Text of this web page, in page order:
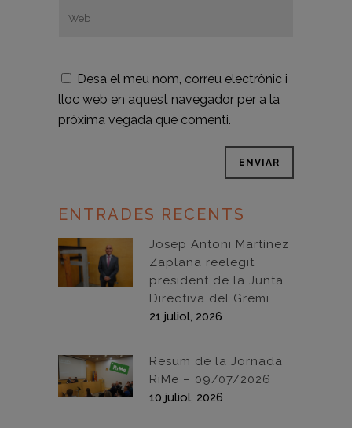
Desa el meu nom, correu electrònic i
lloc web en aquest navegador per a la
pròxima vegada que comenti.
ENTRADES RECENTS
Josep Antoni Martínez
Zaplana reelegit
president de la Junta
Directiva del Gremi
21 juliol, 2026
Resum de la Jornada
RiMe – 09/07/2026
10 juliol, 2026